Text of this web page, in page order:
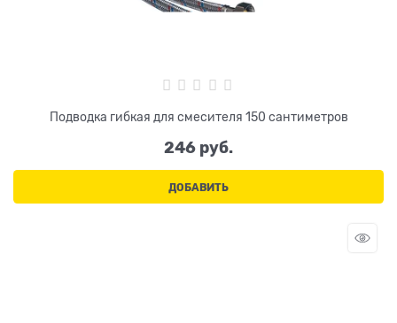
Подводка гибкая для смесителя 150 сантиметров
246 руб.
ДОБАВИТЬ